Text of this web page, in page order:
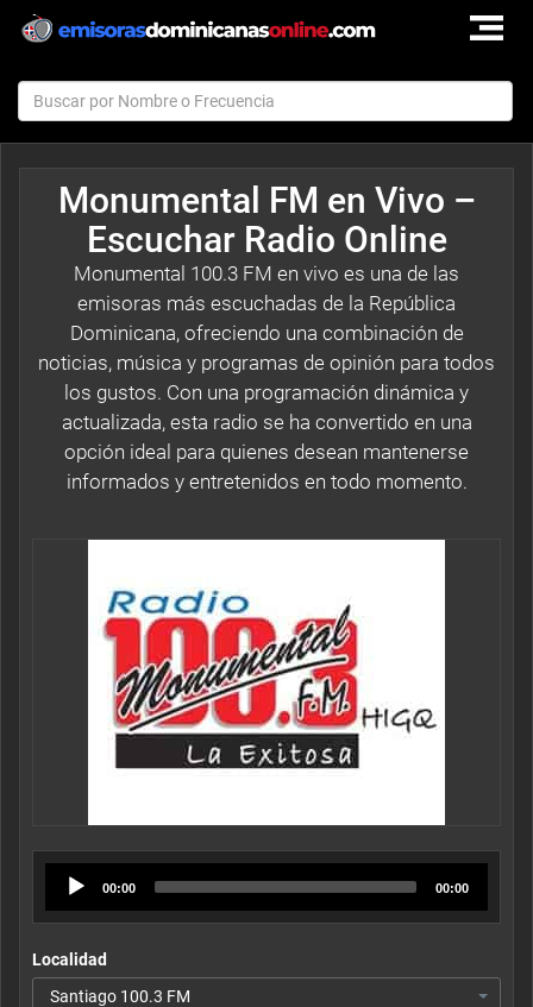
TOGGLE
Monumental FM en Vivo –
Escuchar Radio Online
Monumental 100.3 FM en vivo es una de las
emisoras más escuchadas de la República
Dominicana, ofreciendo una combinación de
noticias, música y programas de opinión para todos
los gustos. Con una programación dinámica y
actualizada, esta radio se ha convertido en una
opción ideal para quienes desean mantenerse
informados y entretenidos en todo momento.
Player
00:00 00:00
Localidad
Santiago 100.3 FM